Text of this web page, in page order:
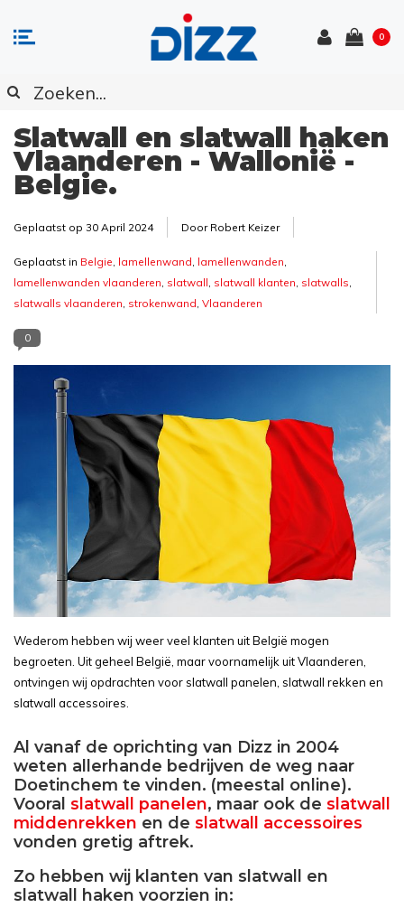
0
Slatwall en slatwall haken
Vlaanderen - Wallonië -
Belgie.
Geplaatst op 30 April 2024 Door Robert Keizer
Geplaatst in Belgie lamellenwand lamellenwanden
lamellenwanden vlaanderen slatwall slatwall klanten slatwalls
slatwalls vlaanderen strokenwand Vlaanderen
0
Wederom hebben wij weer veel klanten uit België mogen
begroeten. Uit geheel België, maar voornamelijk uit Vlaanderen,
ontvingen wij opdrachten voor slatwall panelen, slatwall rekken en
slatwall accessoires.
Al vanaf de oprichting van Dizz in 2004
weten allerhande bedrijven de weg naar
Doetinchem te vinden. (meestal online).
Vooral slatwall panelen, maar ook de slatwall
middenrekken en de slatwall accessoires
vonden gretig aftrek.
Zo hebben wij klanten van slatwall en
slatwall haken voorzien in: